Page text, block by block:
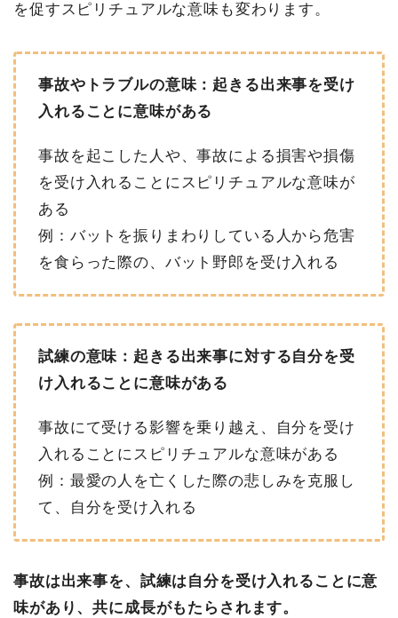
を促すスピリチュアルな意味も変わります。
事故やトラブルの意味：起きる出来事を受け
入れることに意味がある
事故を起こした人や、事故による損害や損傷
を受け入れることにスピリチュアルな意味が
ある
例：バットを振りまわりしている人から危害
を食らった際の、バット野郎を受け入れる
試練の意味：起きる出来事に対する自分を受
け入れることに意味がある
事故にて受ける影響を乗り越え、自分を受け
入れることにスピリチュアルな意味がある
例：最愛の人を亡くした際の悲しみを克服し
て、自分を受け入れる
事故は出来事を、試練は自分を受け入れることに意
味があり、共に成長がもたらされます。